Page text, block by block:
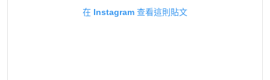
在 Instagram 查看這則貼文